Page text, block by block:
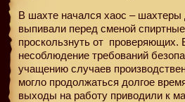
В шахте начался хаос – шахтеры
выпивали перед сменой
проскользнуть от проверяющих.
несоблюдение требований
учащению случаев
могло продолжаться долгое
выходы на работу приводили к